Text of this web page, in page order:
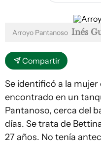
Arroyo Pantanoso Inés
Compartir
Se identificó a la
encontrado en un
Pantanoso, cerca del
días. Se trata de
27 años. No tenía